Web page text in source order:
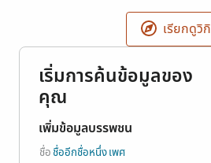
เรียกดูวิกิ
เริ่มการค้นข้อมูลของ
คุณ
เพิ่มข้อมูลบรรพชน
ชื่อชื่ออีกชื่อหนึ่งเพศ